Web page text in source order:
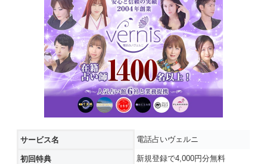
サービス名 電話占いヴェルニ
初回特典 新規登録で4,000円分無料